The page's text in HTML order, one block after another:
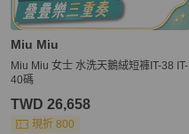
Miu Miu
Miu Miu 女士 水洗天鵝絨短褲IT-38 IT-
40碼
TWD 26,658
現折 800